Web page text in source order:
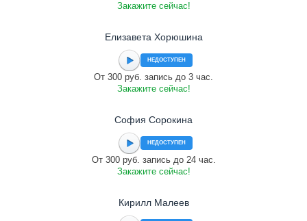
Закажите сейчас!
Елизавета Хорюшина
НЕДОСТУПЕН
От 300 руб. запись до 3 час.
Закажите сейчас!
София Сорокина
НЕДОСТУПЕН
От 300 руб. запись до 24 час.
Закажите сейчас!
Кирилл Малеев